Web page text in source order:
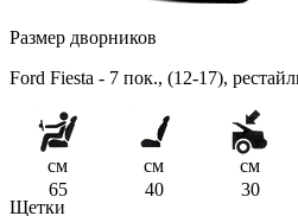
Размер дворников
Ford Fiesta - 7 пок., (12-17),
см см
см
65
40 30
Щетки